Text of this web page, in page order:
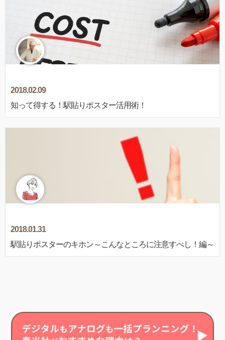
2018.02.09
知って得する！駅貼りポスター活用術！
2018.01.31
駅貼りポスターのキホン～こんなところに注意すべし！編～